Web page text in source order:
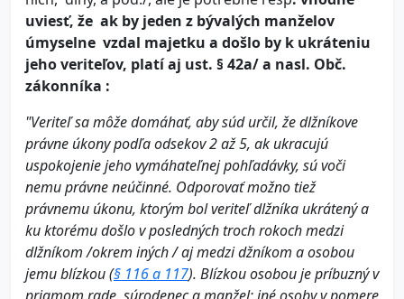
uviesť, že ak by jeden z bývalých manželov
úmyselne vzdal majetku a došlo by k ukráteniu
jeho veriteľov, platí aj ust. § 42a/ a nasl. Obč.
zákonníka :
"Veriteľ sa môže domáhať, aby súd určil, že dlžníkove
právne úkony podľa odsekov 2 až 5, ak ukracujú
uspokojenie jeho vymáhateľnej pohľadávky, sú voči
nemu právne neúčinné. Odporovať možno tiež
právnemu úkonu, ktorým bol veriteľ dlžníka ukrátený a
ku ktorému došlo v posledných troch rokoch medzi
dlžníkom /okrem iných / aj medzi džníkom a osobou
jemu blízkou (§ 116 a 117). Blízkou osobou je príbuzný v